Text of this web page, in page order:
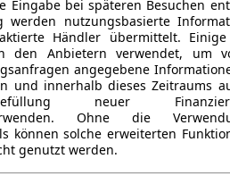
Eingabe bei späteren Besuchen
werden nutzungsbasierte
Händler übermittelt. Einige
den Anbietern verwendet, um
angegebene
und innerhalb dieses Zeitraums
neuer
Ohne die
können solche erweiterten
genutzt werden.